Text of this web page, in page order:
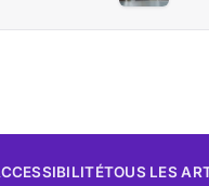
TOUS LES